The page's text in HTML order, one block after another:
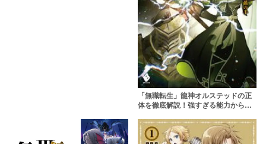
「無職転生」龍神オルステッドの正
体を徹底解説！強すぎる能力からル